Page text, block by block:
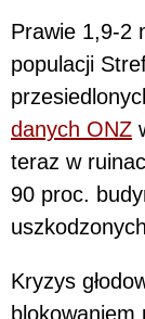
Prawie 1,9-2
populacji
danych ONZ
teraz w
90 proc.
Kryzys
blokowaniem